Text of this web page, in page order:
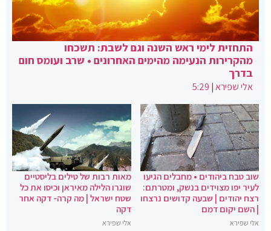
התחזית לימי ראש השנה וגם לשבת: תשכחו
מהקרירות הנעימה מהימים האחרונים • שרב ועומס חום
בדרך
אלי שפירא|
5:29
שוב טבח ביהודים • מחבלים הגיעו
לעיר יפו מצוידים בנשק, ומטרתם:
רצח יהודים | שבעה קדושים נרצחו
| השם יקום דמם
אלי שפירא
מאות רבות של טילים בליסטיים
שוגרו הלילה מאיראן וכיסו את כל
שטח ישראל | מה קרה- דקה אחר
דקה
אלי שפירא